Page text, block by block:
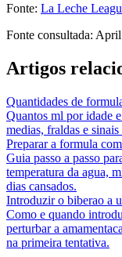
Fonte: La Leche
Fonte consultada: April
Artigos
Quantidades de
Quantos ml por idade
medias, fraldas e
Preparar a formula
Guia passo a passo
temperatura da agua,
dias cansados.
Introduzir o biberao a
Como e quando
perturbar a
na primeira tentativa.